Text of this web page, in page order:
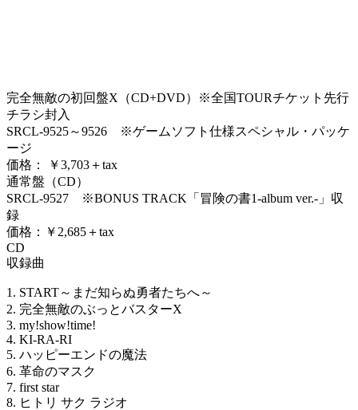
完全無敵の初回盤X（CD+DVD）※全国TOURチケット先行
チラシ封入
SRCL-9525～9526 ※ゲームソフト仕様スペシャル・パッケ
ージ
価格： ￥3,703＋tax
通常盤（CD）
SRCL-9527 ※BONUS TRACK「冒険の書1-album ver.-」収
録
価格：￥2,685＋tax
CD
収録曲
1. START～まだ知らぬ勇者たちへ～
2. 完全無敵のぶっとバスターX
3. my!show!time!
4. KI-RA-RI
5. ハッピーエンドの魔法
6. 革命のマスク
7. first star
8. ヒトリ サク ラジオ